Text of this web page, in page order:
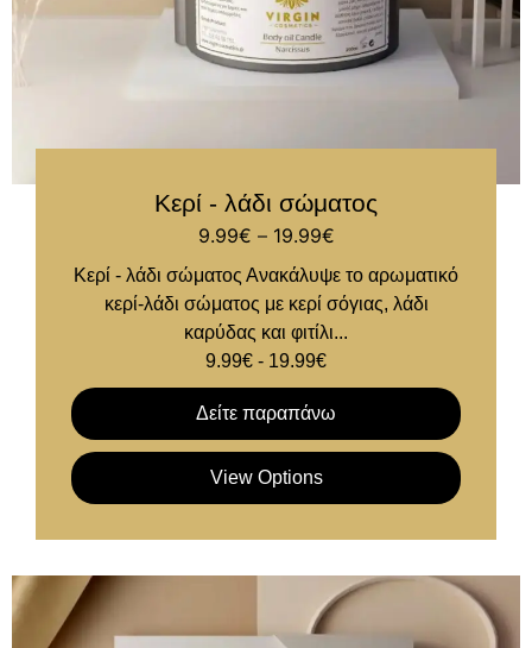
Κερί - λάδι σώματος
9.99€ – 19.99€
Κερί - λάδι σώματος Ανακάλυψε το αρωματικό
κερί-λάδι σώματος με κερί σόγιας, λάδι
καρύδας και φιτίλι...
9.99€ - 19.99€
Δείτε παραπάνω
View Options